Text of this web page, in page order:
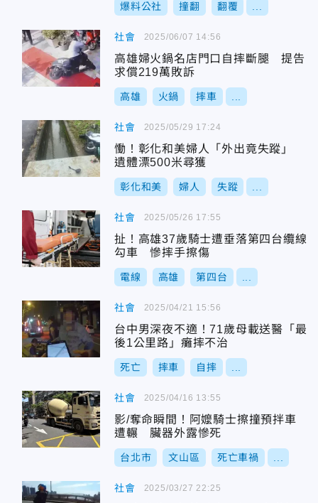
爆料公社 撞翻 翻覆
社會
高雄婦火鍋名店門口自摔斷腿 提告
求償219萬敗訴
高雄 火鍋 摔車
2025/06/07 14:56
社會
慟！彰化和美婦人「外出竟失蹤」
遺體漂500米尋獲
彰化和美 婦人 失蹤
2025/05/29 17:24
社會
扯！高雄37歲騎士遭垂落第四台纜線
勾車 慘摔手擦傷
電線 高雄 第四台
2025/05/26 17:55
社會
台中男深夜不適！71歲母載送醫「最
後1公里路」癱摔不治
死亡 摔車 自摔
2025/04/21 15:56
社會
影/奪命瞬間！阿嬤騎士擦撞預拌車
遭輾 臟器外露慘死
台北市 文山區 死亡車禍
2025/04/16 13:55
社會 2025/03/27 22:25